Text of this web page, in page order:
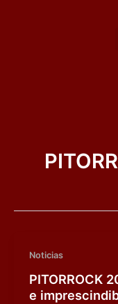
Noticias
PITORROCK
e